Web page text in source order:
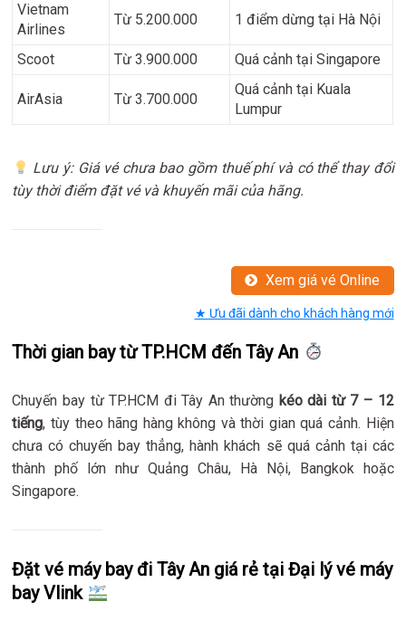
Vietnam
Airlines
Từ 5.200.000 1 điểm dừng tại Hà Nội
Scoot Từ 3.900.000 Quá cảnh tại Singapore
AirAsia Từ 3.700.000
Quá cảnh tại Kuala
Lumpur
Lưu ý: Giá vé chưa bao gồm thuế phí và có thể thay đổi
tùy thời điểm đặt vé và khuyến mãi của hãng.
Xem giá vé Online
★ Ưu đãi dành cho khách hàng mới
Thời gian bay từ TP.HCM đến Tây An
Chuyến bay từ TP.HCM đi Tây An thường kéo dài từ 7 – 12
tiếng, tùy theo hãng hàng không và thời gian quá cảnh. Hiện
chưa có chuyến bay thẳng, hành khách sẽ quá cảnh tại các
thành phố lớn như Quảng Châu, Hà Nội, Bangkok hoặc
Singapore.
Đặt vé máy bay đi Tây An giá rẻ tại Đại lý vé máy
bay Vlink